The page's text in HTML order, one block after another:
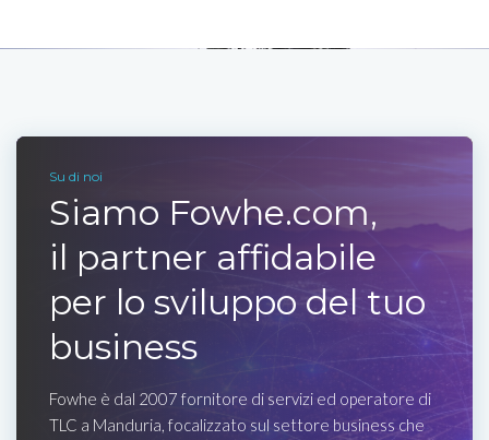
Su di noi
Siamo Fowhe.com,
il partner affidabile
per lo sviluppo del tuo
business
Fowhe è dal 2007 fornitore di servizi ed operatore di
TLC a Manduria, focalizzato sul settore business che